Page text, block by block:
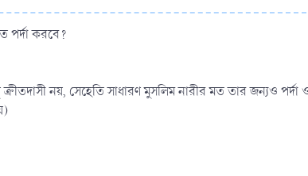
পর্দা করবে?
ক্রীতদাসী নয়, সেহেতি সাধারণ মুসলিম নারীর মত তার জন্যও